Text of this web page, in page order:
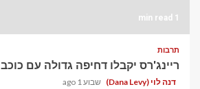
1 min read
תרבות
ריינג'רס יקבלו דחיפה גדולה עם כוכב SS אמור לחזור
דנה לוי (Dana Levy) שבוע 1 ago